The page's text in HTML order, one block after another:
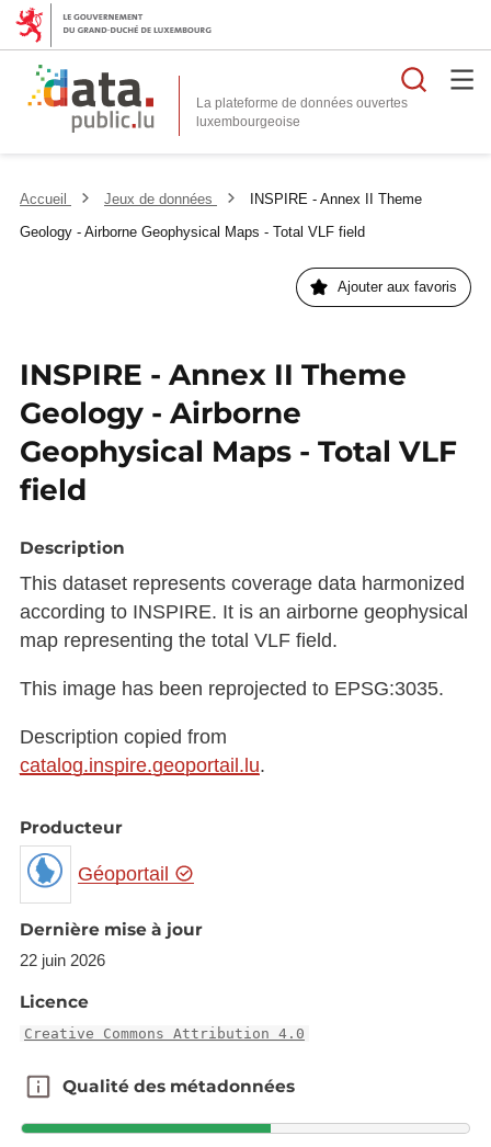
La plateforme de données ouvertes
Accueil Jeux de données
INSPIRE - Annex II Theme
Geology - Airborne Geophysical Maps - Total VLF field
Ajouter aux favoris
INSPIRE - Annex II Theme
Geology - Airborne
Geophysical Maps - Total VLF
field
Description
This dataset represents coverage data harmonized
according to INSPIRE. It is an airborne geophysical
map representing the total VLF field.
This image has been reprojected to EPSG:3035.
Description copied from
catalog.inspire.geoportail.lu.
Producteur
Géoportail
Dernière mise à jour
22 juin 2026
Licence
Creative Commons Attribution 4.0
Qualité des métadonnées
Qualité des métadonnées